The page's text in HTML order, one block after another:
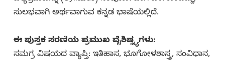
ಸುಲಭವಾಗಿ ಅರ್ಥವಾಗುವ ಕನ್ನಡ ಭಾಷೆಯಲ್ಲಿದೆ.
ಈ ಪುಸ್ತಕ ಸರಣಿಯ ಪ್ರಮುಖ ವೈಶಿಷ್ಟ್ಯಗಳು:
ಸಮಗ್ರ ವಿಷಯದ ವ್ಯಾಪ್ತಿ: ಇತಿಹಾಸ, ಭೂಗೋಳಶಾಸ್ತ್ರ, ಸಂವಿಧಾನ,